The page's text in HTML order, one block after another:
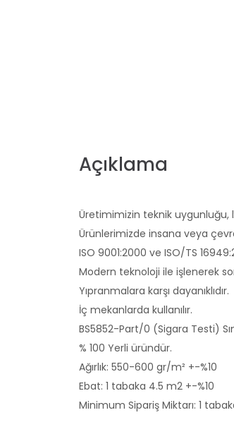
Açıklama
Üretimimizin teknik uygunluğu,
Ürünlerimizde insana veya
ISO 9001:2000 ve ISO/TS
Modern teknoloji ile işlenerek
Yıpranmalara karşı dayanıklıdır.
İç mekanlarda kullanılır.
BS5852-Part/0 (Sigara Testi)
% 100 Yerli üründür.
Ağırlık: 550-600 gr/m² +-%10
Ebat: 1 tabaka 4.5 m2 +-%10
Minimum Sipariş Miktarı: 1